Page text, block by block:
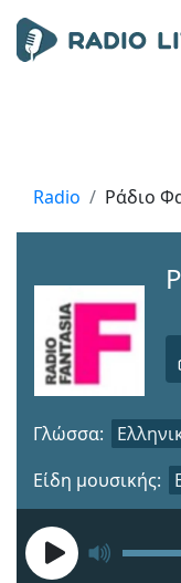
Radio Ράδιο
Είδη μουσικής:
Γλώσσα: